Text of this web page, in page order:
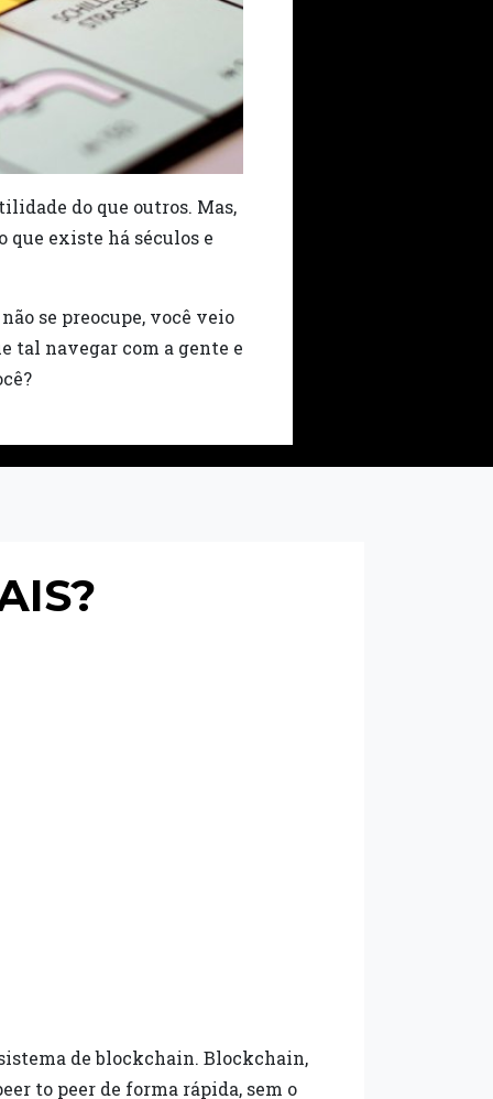
do que outros. Mas,
que existe há séculos e
se preocupe, você veio
tal navegar com a gente e
de blockchain. Blockchain,
to peer de forma rápida, sem o